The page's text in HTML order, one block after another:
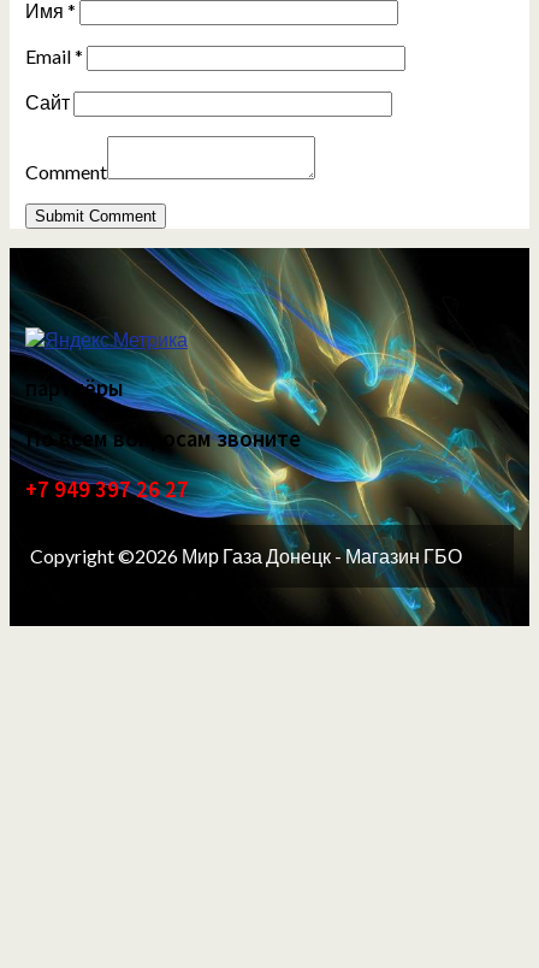
Имя *
Email*
Сайт
Comment
партнёры
По всем вопросам звоните
+7 949 397 26 27
Copyright ©2026 Мир Газа Донецк - Магазин ГБО